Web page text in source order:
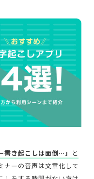
書き起こしは面倒…」
と
ナーの音声は文章化して